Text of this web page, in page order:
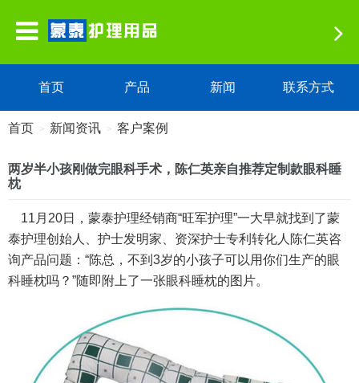
首页 产品 新闻 联系方式
首页 > 新闻资讯 > 客户案例
两岁半小孩刚做完眼科手术，陈仁英亲自推荐定制款眼科睡
枕
11月20日，蒙泰护理经销商“旺军护理”一大早就找到了蒙
泰护理创始人、护士发明家、资深护士专利转化人陈仁英咨
询产品问题：“陈总，不到3岁的小孩子可以用你们生产的眼
科睡枕吗？”随即附上了一张眼科睡枕的图片。